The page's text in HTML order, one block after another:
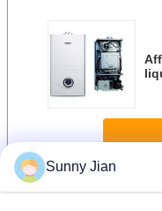
PlusLe mur a accroché
Sunny Jian